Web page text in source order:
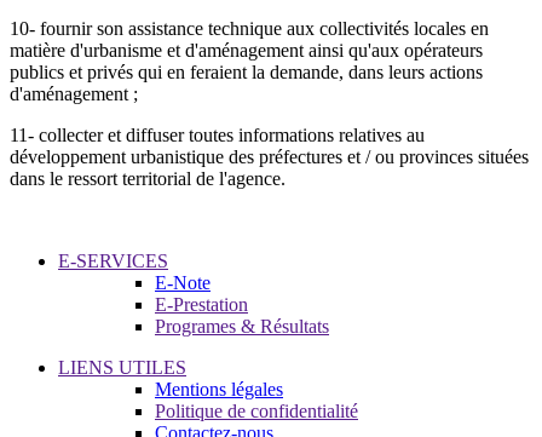
10- fournir son assistance technique aux collectivités locales en
matière d'urbanisme et d'aménagement ainsi qu'aux opérateurs
publics et privés qui en feraient la demande, dans leurs actions
d'aménagement ;
11- collecter et diffuser toutes informations relatives au
développement urbanistique des préfectures et / ou provinces situées
dans le ressort territorial de l'agence.
E-SERVICES
E-Note
E-Prestation
Programes & Résultats
LIENS UTILES
Mentions légales
Politique de confidentialité